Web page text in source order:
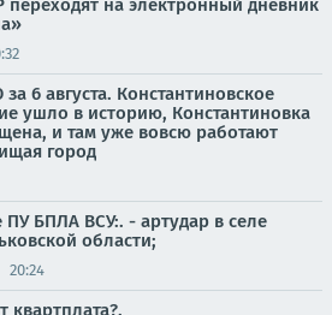
на электронный дневник
6 августа. Константиновское
ушло в историю, Константиновка
и там уже вовсю работают
город
БПЛА ВСУ:. - артудар в селе
области;
20:24
квартплата?.